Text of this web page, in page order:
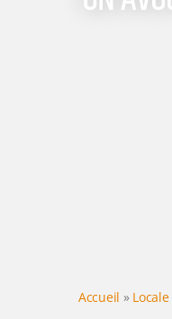
Accueil » Locale